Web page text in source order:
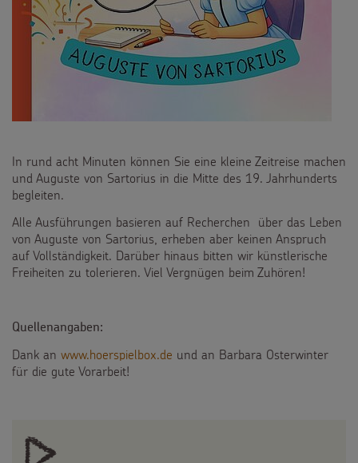
Testamentsspende
FAQ Spenden
In rund acht Minuten können Sie eine kleine Zeitreise machen
und Auguste von Sartorius in die Mitte des 19. Jahrhunderts
begleiten.
Alle Ausführungen basieren auf Recherchen über das Leben
von Auguste von Sartorius, erheben aber keinen Anspruch
auf Vollständigkeit. Darüber hinaus bitten wir künstlerische
Freiheiten zu tolerieren. Viel Vergnügen beim Zuhören!
Quellenangaben:
Dank an www.hoerspielbox.de und an Barbara Osterwinter
für die gute Vorarbeit!